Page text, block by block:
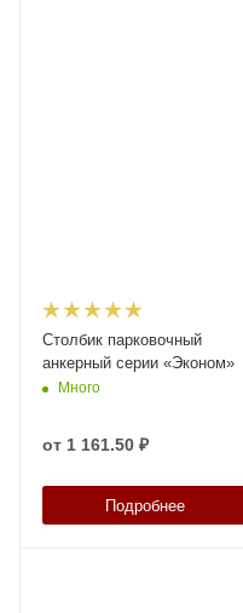
Столбик парковочный
анкерный серии «Эконом»
Много
от 1 161.50 ₽
Подробнее